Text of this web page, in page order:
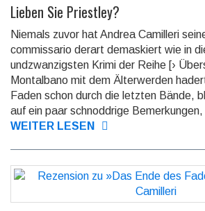
Lieben Sie Priestley?
Niemals zuvor hat Andrea Camilleri
commissario derart demaskiert wie in
undzwan­zigsten Krimi der Reihe [›
Montal­bano mit dem Älter­werden
Faden schon durch die letzten Bände,
auf ein paar schnodd­rige
WEITER LESEN